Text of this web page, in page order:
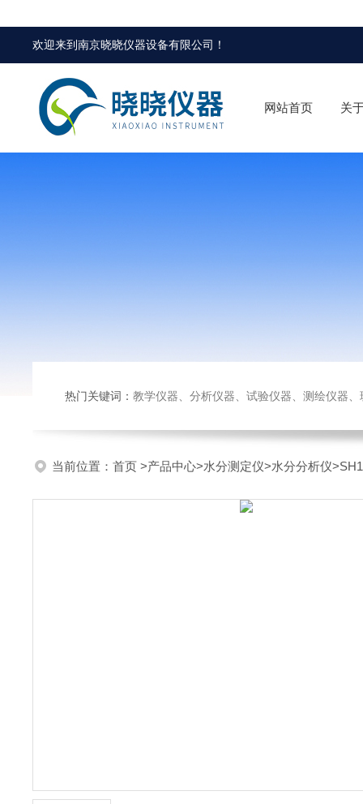
欢迎来到南京晓晓仪器设备有限公司 ！
网站首页 关
热门关键词： 教学仪器、分析仪器、试验仪器、测绘仪器、玻璃仪
当前位置： 首页 >产品中心>水分测定仪>水分分析仪